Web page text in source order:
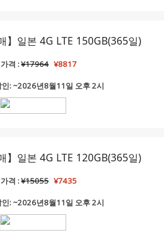
】일본 4G LTE 150GB(365일)
격 :¥17964 ¥8817
인: ~2026년8월11일 오후 2시
】일본 4G LTE 120GB(365일)
격 :¥15055 ¥7435
인: ~2026년8월11일 오후 2시